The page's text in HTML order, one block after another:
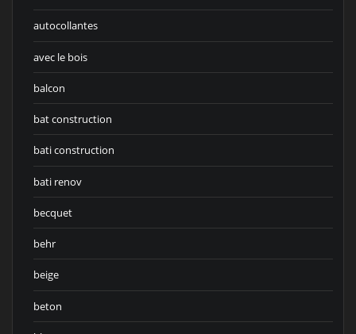
autocollantes
avec le bois
balcon
bat construction
bati construction
bati renov
becquet
behr
beige
beton